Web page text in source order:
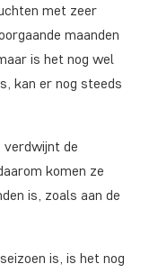
met zeer
maanden
is het nog wel
kan er nog steeds
verdwijnt de
komen ze
is, zoals aan de
is, is het nog